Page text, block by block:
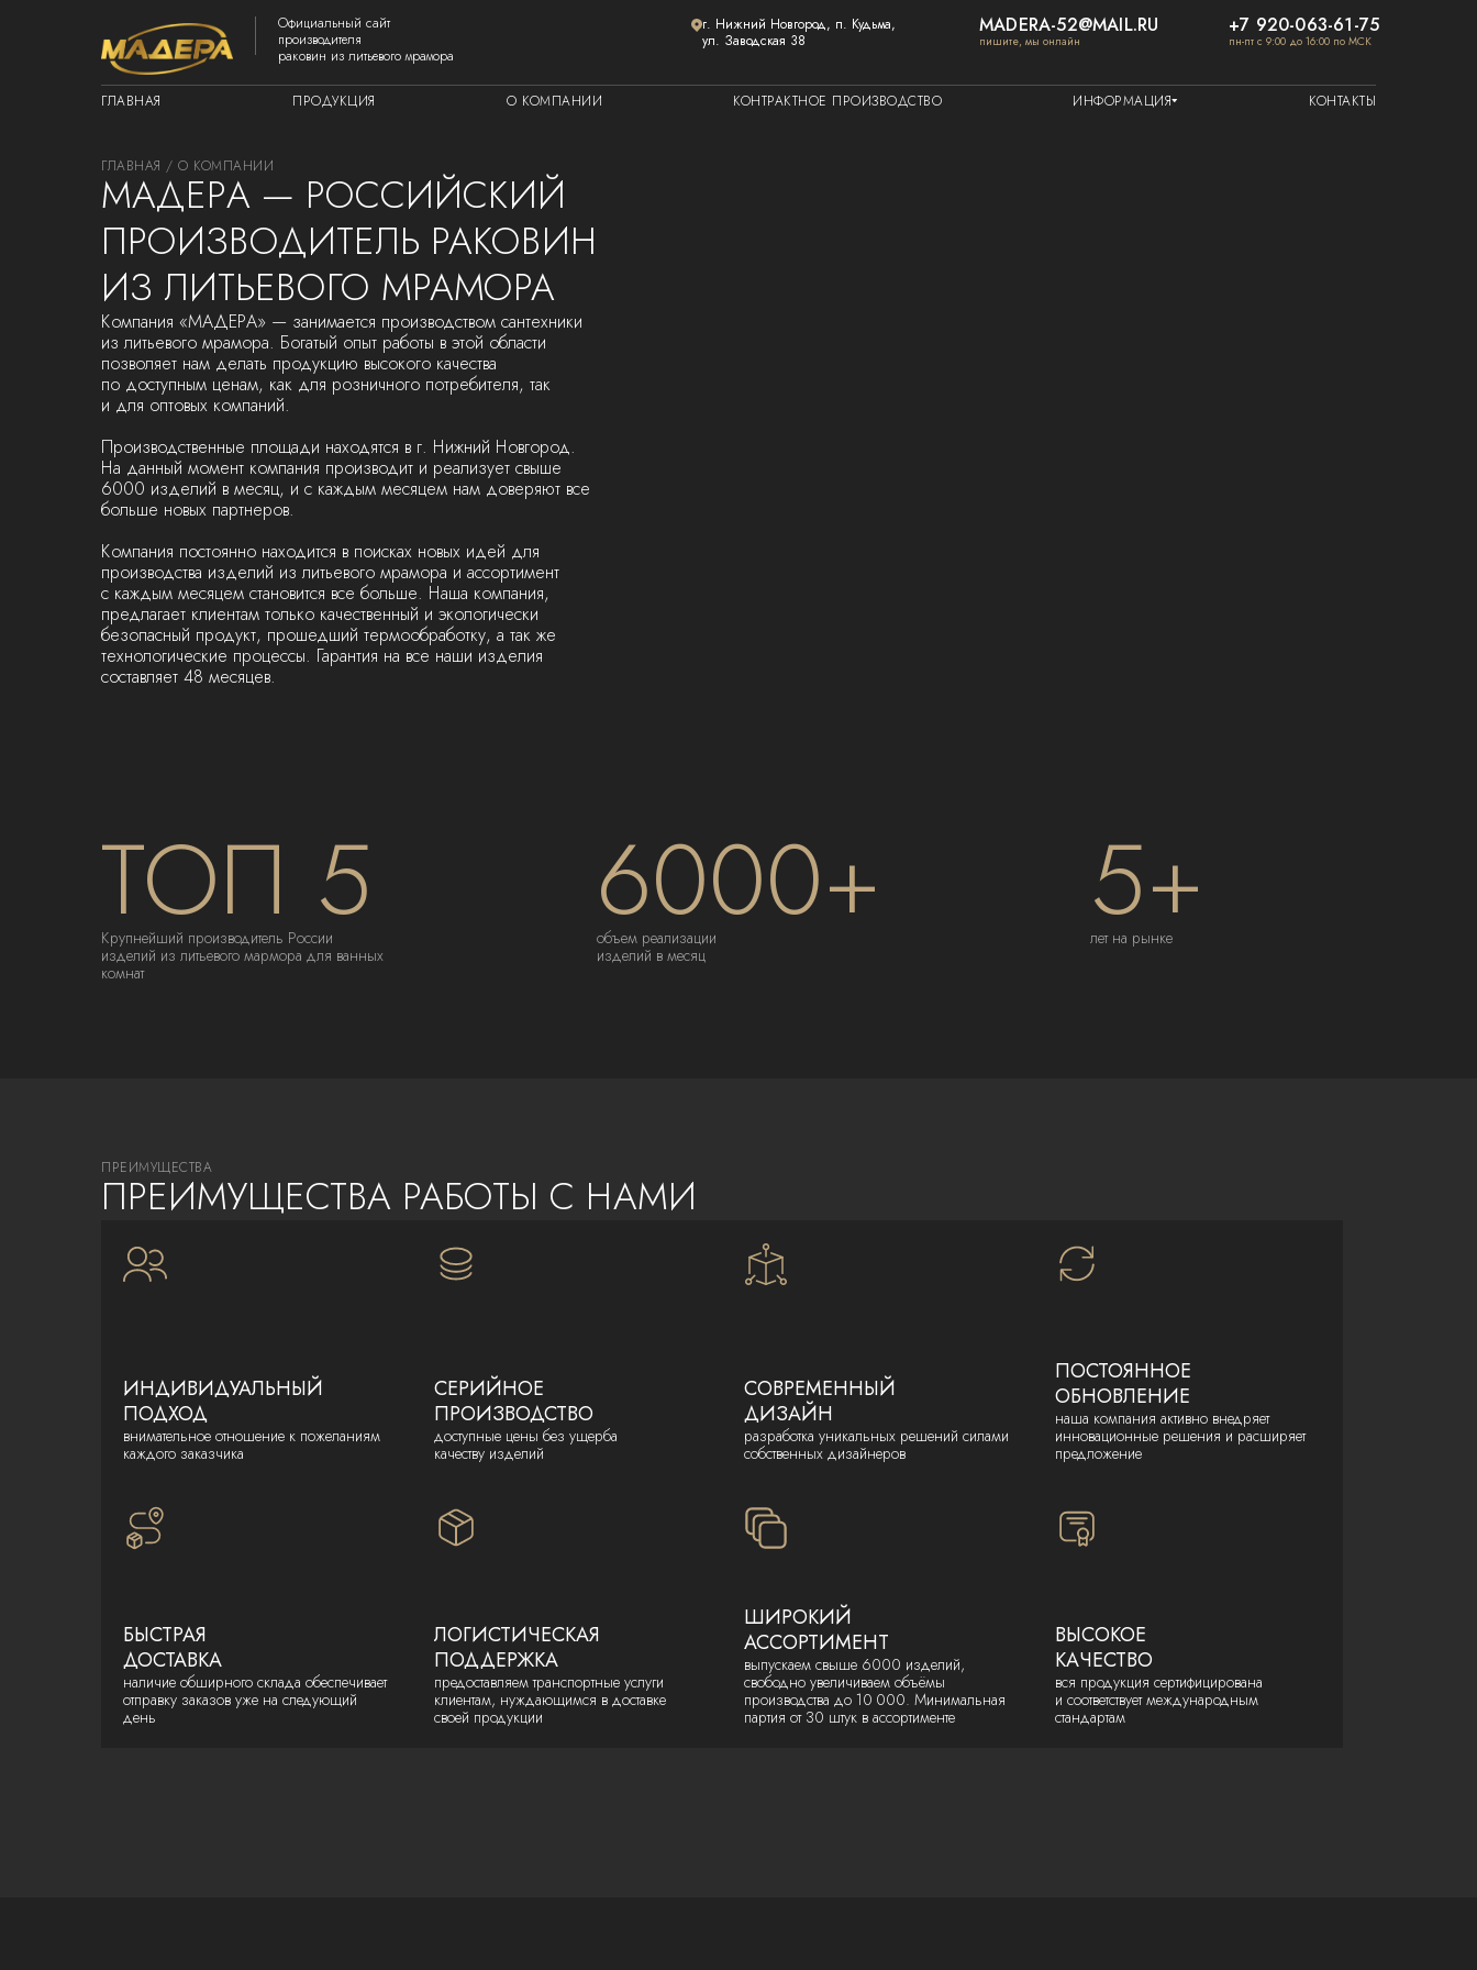
г. Нижний Новгород, п. Кудьма,
ул. Заводская 38
+7 920-063-61-75
пн-пт с 9:00 до 16:00 по МСК
MADERA-52@MAIL.RU
пишите, мы онлайн
ГЛАВНАЯ ПРОДУКЦИЯ О КОМПАНИИ КОНТРАКТНОЕ ПРОИЗВОДСТВО ИНФОРМАЦИЯ КОНТАКТЫ
Официальный сайт
производителя
раковин из литьевого мрамора
ГЛАВНАЯ / О КОМПАНИИ
MAДEРA — РОССИЙСКИЙ
ПРОИЗВОДИТЕЛЬ РАКОВИН
ИЗ ЛИТЬЕВОГО МРАМОРА
Компания «MAДEРA» — занимается производством сантехники
из литьевого мрамора. Богатый опыт работы в этой области
позволяет нам делать продукцию высокого качества
по доступным ценам, как для розничного потребителя, так
и для оптовых компаний.
Производственные площади находятся в г. Нижний Новгород.
На данный момент компания производит и реализует свыше
6000 изделий в месяц, и с каждым месяцем нам доверяют все
больше новых партнеров.
Компания постоянно находится в поисках новых идей для
производства изделий из литьевого мрамора и ассортимент
с каждым месяцем становится все больше. Наша компания,
предлагает клиентам только качественный и экологически
безопасный продукт, прошедший термообработку, а так же
технологические процессы. Гарантия на все наши изделия
составляет 48 месяцев.
ТОП 5
Крупнейший производитель России
изделий из литьевого мармора для ванных
комнат
6000+
объем реализации
изделий в месяц
5+
лет на рынке
ПРЕИМУЩЕСТВА
ПРЕИМУЩЕСТВА РАБОТЫ С НАМИ
ИНДИВИДУАЛЬНЫЙ
ПОДХОД
внимательное отношение к пожеланиям
каждого заказчика
СЕРИЙНОЕ
ПРОИЗВОДСТВО
доступные цены без ущерба
качеству изделий
СОВРЕМЕННЫЙ
ДИЗАЙН
разработка уникальных решений силами
собственных дизайнеров
ПОСТОЯННОЕ
ОБНОВЛЕНИЕ
наша компания активно внедряет
инновационные решения и расширяет
предложение
БЫСТРАЯ
ДОСТАВКА
наличие обширного склада обеспечивает
отправку заказов уже на следующий
день
ЛОГИСТИЧЕСКАЯ
ПОДДЕРЖКА
предоставляем транспортные услуги
клиентам, нуждающимся в доставке
своей продукции
ШИРОКИЙ
АССОРТИМЕНТ
выпускаем свыше 6000 изделий,
свободно увеличиваем объёмы
производства до 10 000. Минимальная
партия от 30 штук в ассортименте
ВЫСОКОЕ
КАЧЕСТВО
вся продукция сертифицирована
и соответствует международным
стандартам